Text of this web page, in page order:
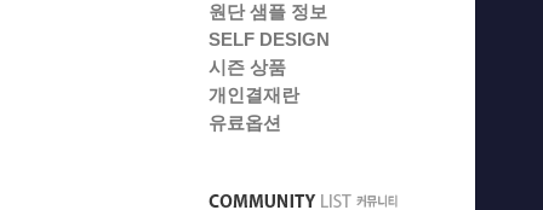
원단 샘플 정보
SELF DESIGN
시즌 상품
개인결재란
유료옵션